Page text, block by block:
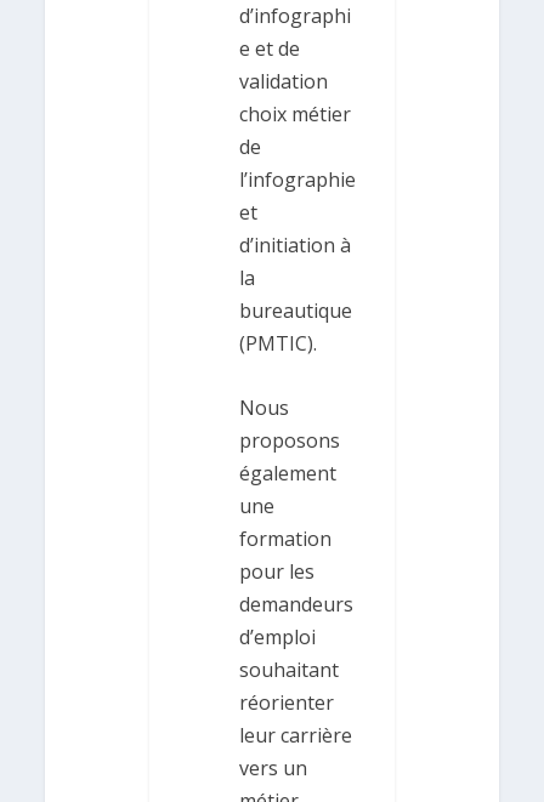
d’infographi
e et de
validation
choix métier
de
l’infographie
et
d’initiation à
la
bureautique
(PMTIC).
Nous
proposons
également
une
formation
pour les
demandeurs
d’emploi
souhaitant
réorienter
leur carrière
vers un